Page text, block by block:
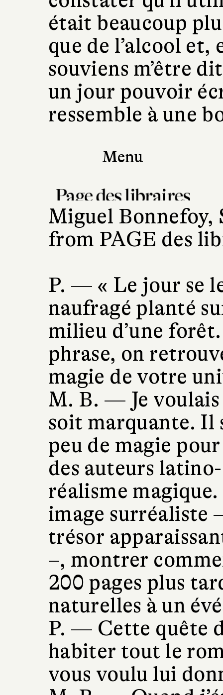
était beaucoup
que de l’alcool et,
souviens m’être
un jour pouvoir
ressemble à une
Miguel Bonnefoy,
from PAGE des
P. — « Le jour se
naufragé planté
milieu d’une
phrase, on
magie de votre
M. B. — Je
soit marquante. Il
peu de magie
des auteurs
réalisme
image surréaliste
trésor
–, montrer
200 pages plus
naturelles à un
P. — Cette quête
habiter tout le
vous voulu lui